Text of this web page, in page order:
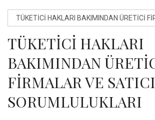
TÜKETİCİ HAKLARI
BAKIMINDAN
FİRMALAR VE
SORUMLULUKLARI